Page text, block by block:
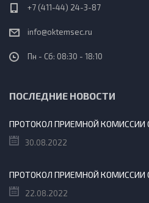
+7 (411-44) 24-3-87
info@oktemsec.ru
Пн - Сб: 08:30 - 18:10
ПОСЛЕДНИЕ НОВОСТИ
ПРОТОКОЛ ПРИЕМНОЙ КОМИССИИ
30.08.2022
ПРОТОКОЛ ПРИЕМНОЙ КОМИССИИ
22.08.2022